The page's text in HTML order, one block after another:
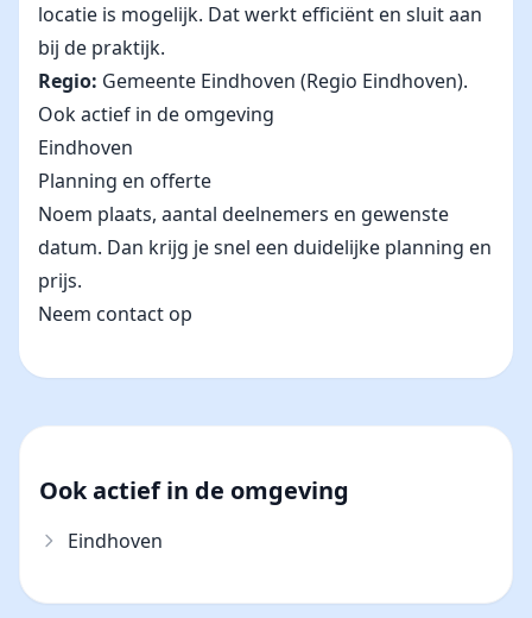
locatie is mogelijk. Dat werkt efficiënt en sluit aan
bij de praktijk.
Regio: Gemeente Eindhoven (Regio Eindhoven).
Ook actief in de omgeving
Eindhoven
Planning en offerte
Noem plaats, aantal deelnemers en gewenste
datum. Dan krijg je snel een duidelijke planning en
prijs.
Neem contact op
Ook actief in de omgeving
Eindhoven